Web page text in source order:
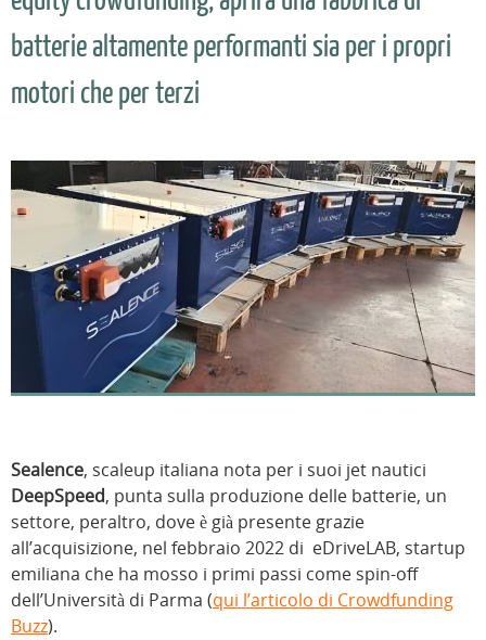
batterie altamente performanti sia per i propri
motori che per terzi
Sealence, scaleup italiana nota per i suoi jet nautici
DeepSpeed, punta sulla produzione delle batterie, un
settore, peraltro, dove è già presente grazie
all’acquisizione, nel febbraio 2022 di eDriveLAB, startup
emiliana che ha mosso i primi passi come spin-off
dell’Università di Parma (qui l’articolo di Crowdfunding
Buzz).